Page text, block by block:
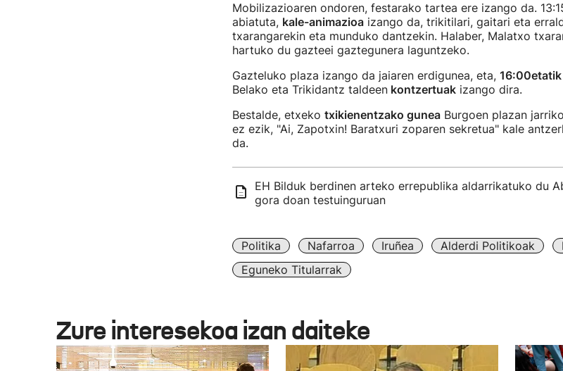
Mobilizazioaren ondoren, festarako tartea ere izango da.
abiatuta, kale-animazioaizango da, trikitilari, gaitari eta
txarangarekin eta munduko dantzekin. Halaber, Malatxo
hartuko du gazteei gaztegunera laguntzeko.
Gazteluko plaza izango da jaiaren erdigunea, eta, 16:00etatik
Belako eta Trikidantz taldeenkontzertuakizango dira.
Bestalde, etxeko txikienentzako guneaBurgoen plazan
ez ezik, "Ai, Zapotxin! Baratxuri zoparen sekretua" kale
da.
EH Bilduk berdinen arteko errepublika aldarrikatuko du
gora doan testuinguruan
Politika Nafarroa Iruñea Alderdi Politikoak
Eguneko Titularrak
Zure interesekoa izan daiteke